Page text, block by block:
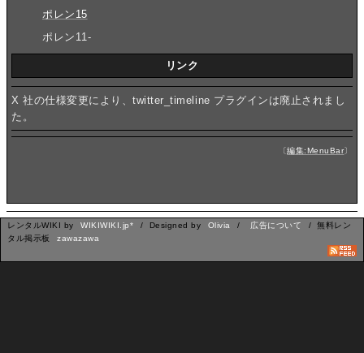
ポレン15
ポレン11-
リンク
X 社の仕様変更により、twitter_timeline プラグインは廃止されまし
た。
〔編集:MenuBar
レンタルWIKI by WIKIWIKI.jp* / Designed by Olivia / 広告について
/ 無料レン
タル掲示板
zawazawa